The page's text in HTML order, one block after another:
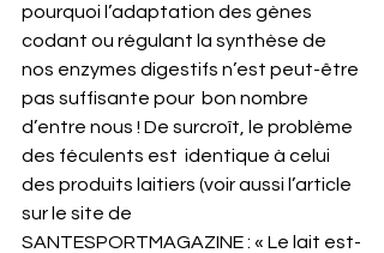
pourquoi l’adaptation des gènes
codant ou régulant la synthèse de
nos enzymes digestifs n’est peut-être
pas suffisante pour  bon nombre
d’entre nous ! De surcroît, le problème
des féculents est  identique à celui
des produits laitiers (voir aussi l’article
sur le site de
SANTESPORTMAGAZINE : « Le lait est-